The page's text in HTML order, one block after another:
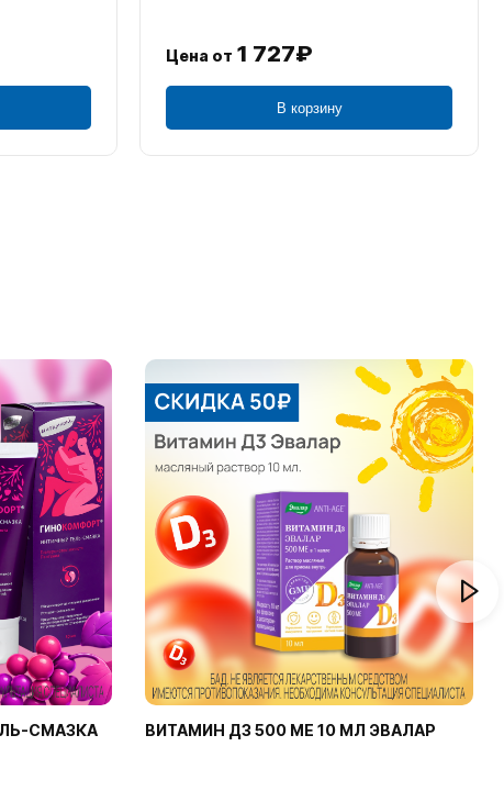
Цена от 1 727₽
В корзину
СМАЗКА
ВИТАМИН Д3 500 МЕ 10 МЛ ЭВАЛАР